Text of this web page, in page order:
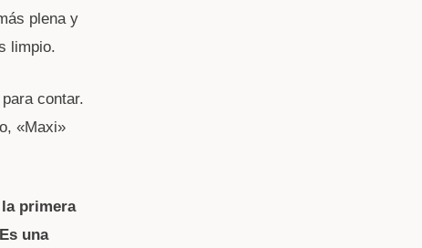
plena y
limpio.
contar.
«Maxi»
primera
una